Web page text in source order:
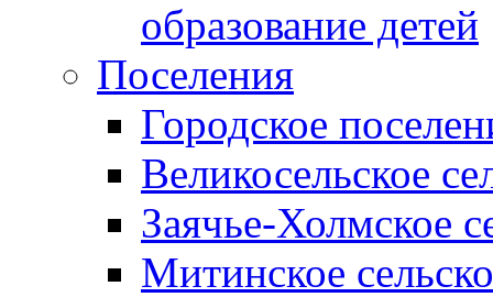
образование детей
Поселения
Городское
Великосельское
Заячье-Холмское
Митинское